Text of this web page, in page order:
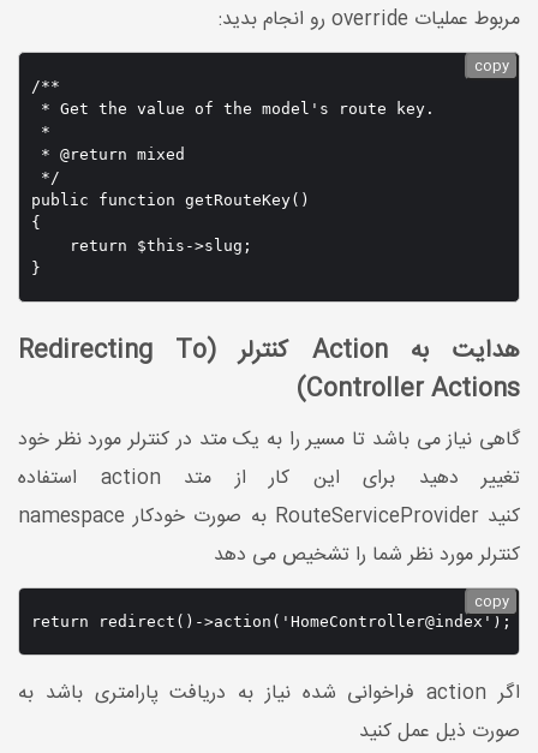
مربوط عملیات override رو انجام بدید:
/**
* Get the value of the model's route key.
*
* @return mixed
*/
public function getRouteKey()
{
    return $this->slug;
}
copy
هدایت به Action کنترلر (Redirecting To
Controller Actions)
گاهی نیاز می باشد تا مسیر را به یک متد در کنترلر مورد نظر خود
تغییر دهید برای این کار از متد action استفاده
کنید RouteServiceProvider به صورت خودکار namespace
کنترلر مورد نظر شما را تشخیص می دهد
return redirect()->action('HomeController@index');
copy
اگر action فراخوانی شده نیاز به دریافت پارامتری باشد به
صورت ذیل عمل کنید